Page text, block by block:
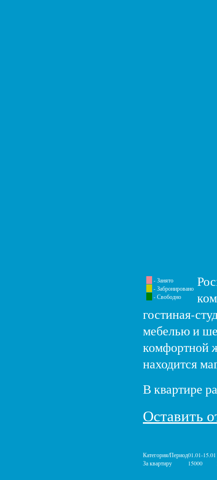
- Занято
- Забронировано
- Свободно
гостиная-
мебелью и
комфортной
находится
В квартире
Оставить
Категория/Период01.01-15.01
За квартиру
15000